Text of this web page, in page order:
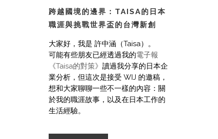
跨越國境的邊界：TAISA的日本
職涯與挑戰世界盃的台灣新創
大家好，我是 許中涵（Taisa）。
可能有些朋友已經透過我的電子報
《Taisa的對策》 讀過我分享的日本企
業分析，但這次是接受 WIJ 的邀稿，
想和大家聊聊一些不一樣的內容：關
於我的職涯故事，以及在日本工作的
生活經驗。